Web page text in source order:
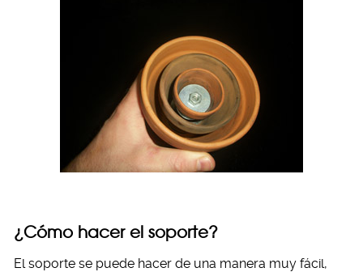
¿Cómo hacer el soporte?
El soporte se puede hacer de una manera muy fácil,